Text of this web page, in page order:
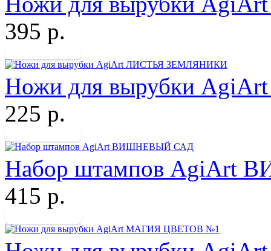
395 р.
Ножи для вырубки
225 р.
Набор штампов
415 р.